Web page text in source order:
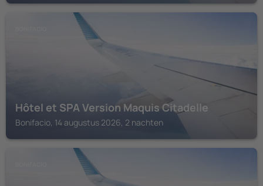
Hôtel et SPA Version Maquis Citadelle
Bonifacio, 14 augustus 2026, 2 nachten